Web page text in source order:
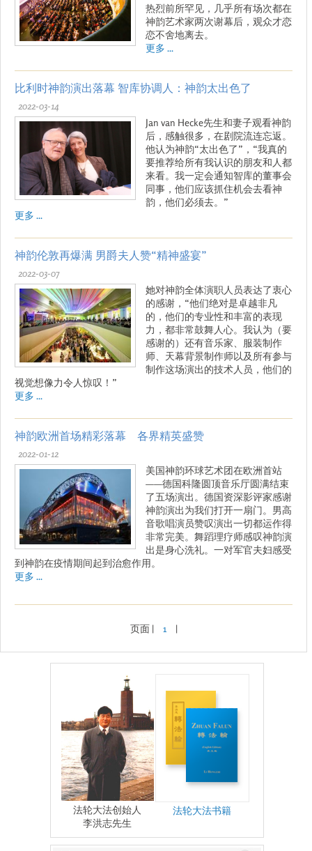
热烈前所罕见，几乎所有场次都在
神韵艺术家两次谢幕后，观众才恋
恋不舍地离去。
更多 ...
比利时神韵演出落幕 智库协调人：神韵太出色了
2022-03-14
Jan van Hecke先生和妻子观看神韵
后，感触很多，在剧院流连忘返。
他认为神韵“太出色了”，“我真的
要推荐给所有我认识的朋友和人都
来看。我一定会通知智库的董事会
同事，他们应该抓住机会去看神
韵，他们必须去。”
更多 ...
神韵伦敦再爆满 男爵夫人赞“精神盛宴”
2022-03-07
她对神韵全体演职人员表达了衷心
的感谢，“他们绝对是卓越非凡
的，他们的专业性和丰富的表现
力，都非常鼓舞人心。我认为（要
感谢的）还有音乐家、服装制作
师、天幕背景制作师以及所有参与
制作这场演出的技术人员，他们的
视觉想像力令人惊叹！”
更多 ...
神韵欧洲首场精彩落幕 各界精英盛赞
2022-01-12
美国神韵环球艺术团在欧洲首站
——德国科隆圆顶音乐厅圆满结束
了五场演出。德国资深影评家感谢
神韵演出为我们打开一扇门。男高
音歌唱演员赞叹演出一切都运作得
非常完美。舞蹈理疗师感叹神韵演
出是身心洗礼。一对军官夫妇感受
到神韵在疫情期间起到治愈作用。
更多 ...
页面 | 1 |
法轮大法创始人
李洪志先生
法轮大法书籍